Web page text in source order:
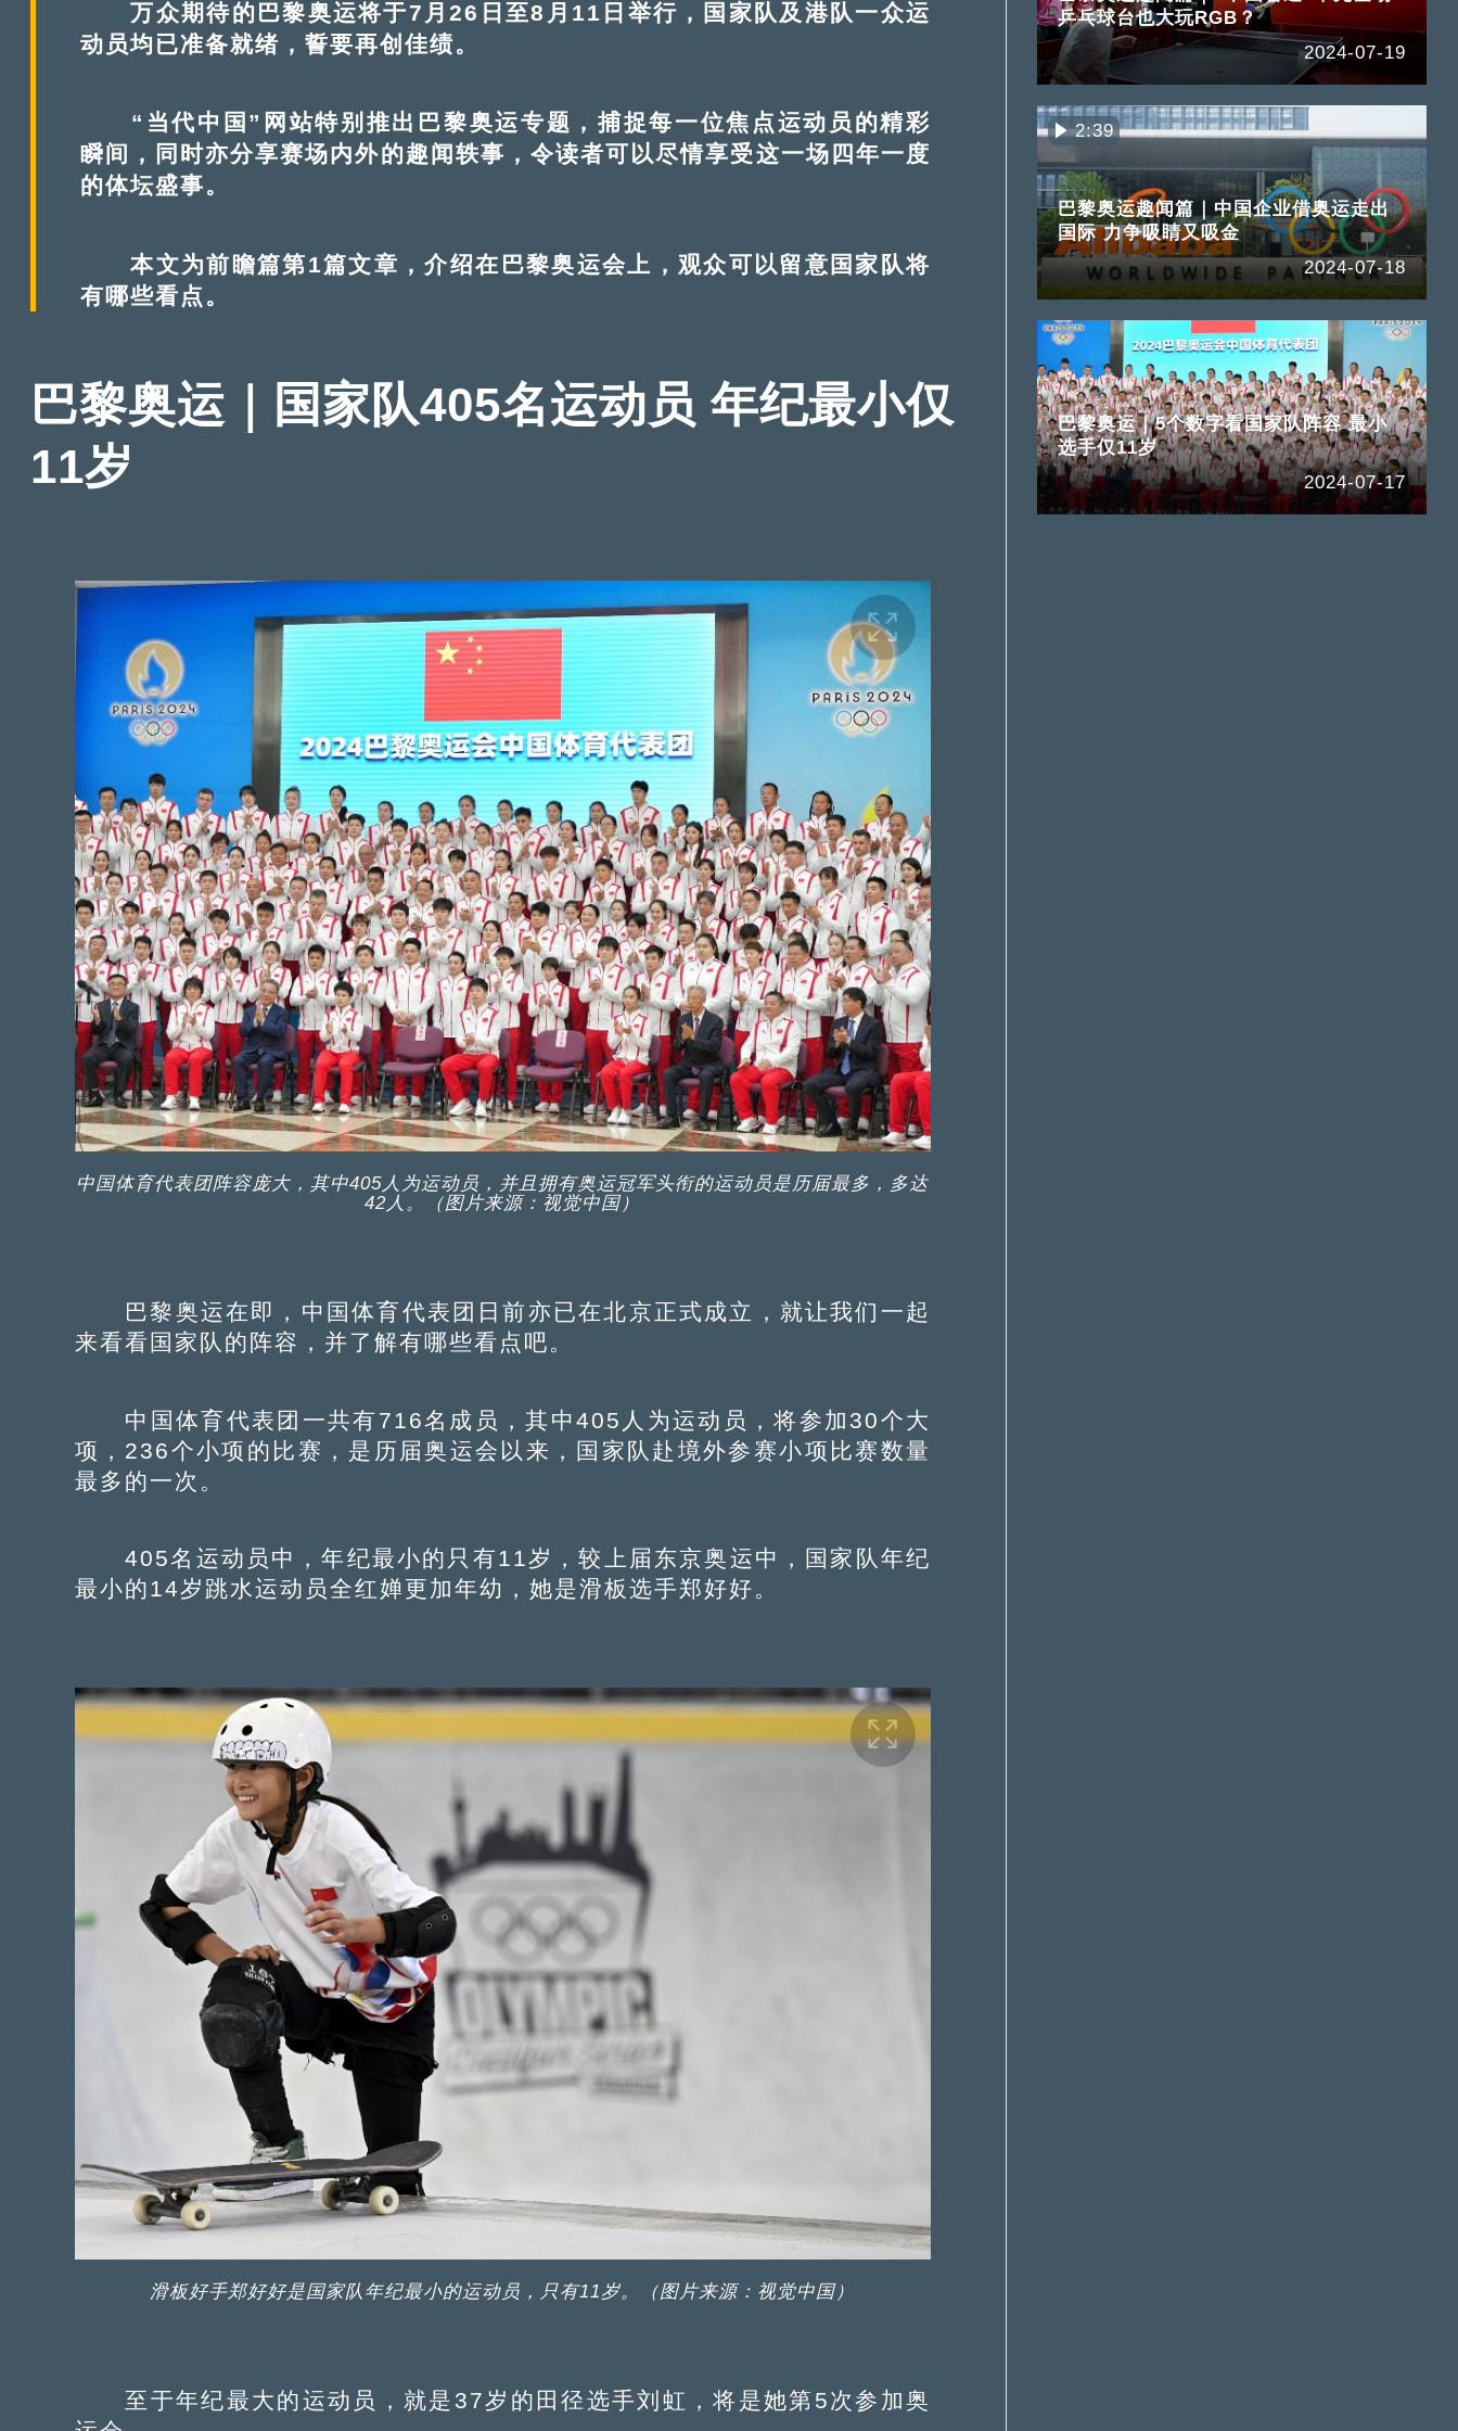
万众期待的巴黎奥运将于7月26日至8月11日举行，国家队及港队一众运
动员均已准备就绪，誓要再创佳绩。
“当代中国”网站特别推出巴黎奥运专题，捕捉每一位焦点运动员的精彩
瞬间，同时亦分享赛场内外的趣闻轶事，令读者可以尽情享受这一场四年一度
的体坛盛事。
本文为前瞻篇第1篇文章，介绍在巴黎奥运会上，观众可以留意国家队将
有哪些看点。
巴黎奥运｜国家队405名运动员 年纪最小仅
11岁
中国体育代表团阵容庞大，其中405人为运动员，并且拥有奥运冠军头衔的运动员是历届最多，多达
42人。（图片来源：视觉中国）
巴黎奥运在即，中国体育代表团日前亦已在北京正式成立，就让我们一起
来看看国家队的阵容，并了解有哪些看点吧。
中国体育代表团一共有716名成员，其中405人为运动员，将参加30个大
项，236个小项的比赛，是历届奥运会以来，国家队赴境外参赛小项比赛数量
最多的一次。
405名运动员中，年纪最小的只有11岁，较上届东京奥运中，国家队年纪
最小的14岁跳水运动员全红婵更加年幼，她是滑板选手郑好好。
滑板好手郑好好是国家队年纪最小的运动员，只有11岁。（图片来源：视觉中国）
至于年纪最大的运动员，就是37岁的田径选手刘虹，将是她第5次参加奥
乒乓球台也大玩RGB？
2024-07-19
2:39
巴黎奥运趣闻篇｜中国企业借奥运走出
国际 力争吸睛又吸金
2024-07-18
巴黎奥运｜5个数字看国家队阵容 最小
选手仅11岁
2024-07-17